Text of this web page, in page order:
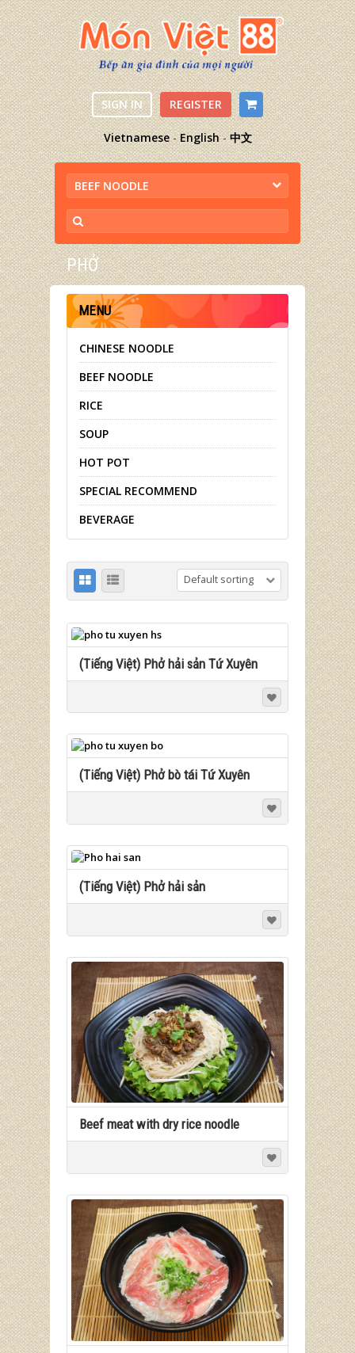
SIGN IN REGISTER
Vietnamese-English-中文
BEEF NOODLE
PHỞ
MENU
CHINESE NOODLE
BEEF NOODLE
RICE
SOUP
HOT POT
SPECIAL RECOMMEND
BEVERAGE
Default sorting
(Tiếng Việt) Phở hải sản Tứ Xuyên
(Tiếng Việt) Phở bò tái Tứ Xuyên
(Tiếng Việt) Phở hải sản
Beef meat with dry rice noodle